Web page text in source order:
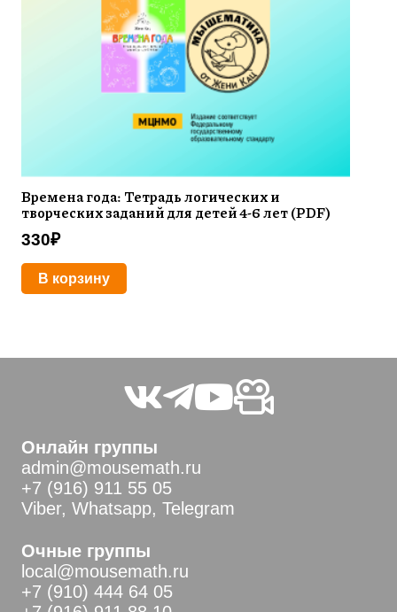
Времена года: Тетрадь логических и
творческих заданий для детей 4-6 лет (PDF)
330₽
В корзину
Онлайн группы
admin@mousemath.ru
+7 (916) 911 55 05
Viber, Whatsapp, Telegram
Очные группы
local@mousemath.ru
+7 (910) 444 64 05